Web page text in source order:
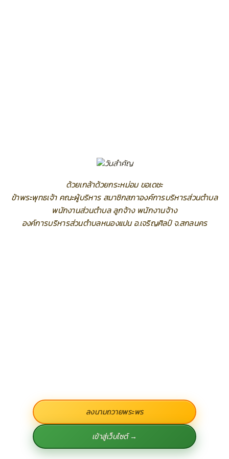
ด้วยเกล้าด้วยกระหม่อม ขอเดชะ
ข้าพระพุทธเจ้า คณะผู้บริหาร สมาชิกสภาองค์การบริหารส่วนตำบล
พนักงานส่วนตำบล ลูกจ้าง พนักงานจ้าง
องค์การบริหารส่วนตำบลหนองแปน อ.เจริญศิลป์ จ.สกลนคร
ลงนามถวายพระพร
เข้าสู่เว็บไซต์ →